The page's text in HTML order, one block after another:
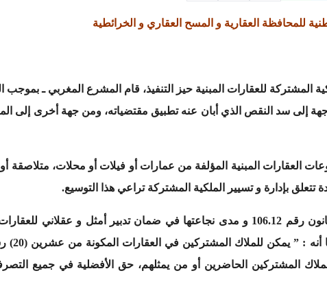
للمحافظة العقارية و المسح العقاري و الخرائطية
رقم 18.00 المتعلق بنظام الملكية المشتركة للعقارات المبنية حيز التنفيذ، قام المشرع المغربي ـ
إلى سد النقص الذي أبان عنه تطبيق مقتضياته، ومن جهة أخرى إلى
العقارات المبنية المؤلفة من عمارات أو فيلات أو محلات، متلاصقة
بإدارة و تسيير الملكية المشتركة تراعي هذا التوسيع.
و بالرغم مما قد يثار من ملاحظات بشأن المستجدات التي جاء بها القانون رقم 106.12 و مدى نجاعتها في ضمان تدبير أمثل و
، فإن الذي يهمنا في هذه
المشتركين الحاضرين أو من يمثلهم، حق الأفضلية في جميع